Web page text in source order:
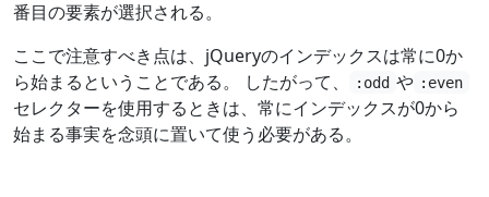
番目の要素が選択される。
ここで注意すべき点は、jQueryのインデックスは常に0か
ら始まるということである。 したがって、
:odd や :even
セレクターを使用するときは、常にインデックスが0から
始まる事実を念頭に置いて使う必要がある。